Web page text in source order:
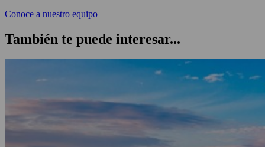
Conoce a nuestro equipo
También te puede interesar...